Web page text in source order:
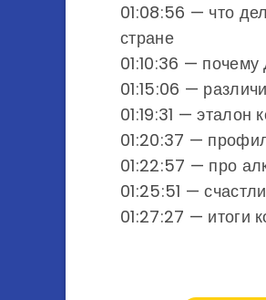
01:08:56 — что
стране
01:10:36 —
01:15:06 —
01:19:31 — эталон
01:20:37 —
01:22:57 — про
01:25:51 —
01:27:27 — итоги